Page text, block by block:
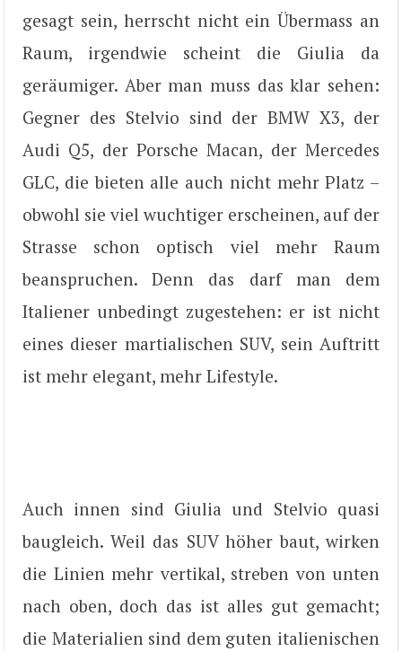
gesagt sein, herrscht nicht ein Übermass an
Raum, irgendwie scheint die Giulia da
geräumiger. Aber man muss das klar sehen:
Gegner des Stelvio sind der BMW X3, der
Audi Q5, der Porsche Macan, der Mercedes
GLC, die bieten alle auch nicht mehr Platz –
obwohl sie viel wuchtiger erscheinen, auf der
Strasse schon optisch viel mehr Raum
beanspruchen. Denn das darf man dem
Italiener unbedingt zugestehen: er ist nicht
eines dieser martialischen SUV, sein Auftritt
ist mehr elegant, mehr Lifestyle.
Auch innen sind Giulia und Stelvio quasi
baugleich. Weil das SUV höher baut, wirken
die Linien mehr vertikal, streben von unten
nach oben, doch das ist alles gut gemacht;
die Materialien sind dem guten italienischen